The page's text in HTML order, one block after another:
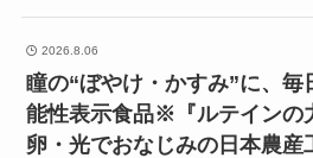
2026.8.06
瞳の“ぼやけ・かすみ”に、
能性表示食品※『ルテインの
卵・光でおなじみの日本農産